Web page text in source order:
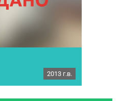
пищевая ППЦ 96681,
2013 г.в.